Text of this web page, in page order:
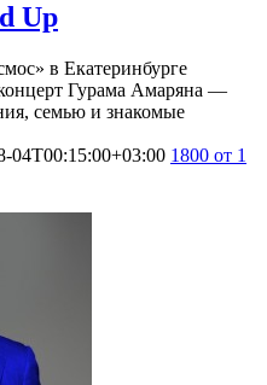
Up
в Екатеринбурге
Гурама Амаряна —
семью и знакомые
04T00:15:00+03:00 1800 от 1